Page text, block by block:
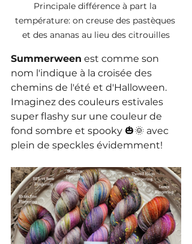
Principale différence à part la
température: on creuse des pastèques
et des ananas au lieu des citrouilles
Summerween est comme son
nom l'indique à la croisée des
chemins de l'été et d'Halloween.
Imaginez des couleurs estivales
super flashy sur une couleur de
fond sombre et spooky 🎃🌞 avec
plein de speckles évidemment!